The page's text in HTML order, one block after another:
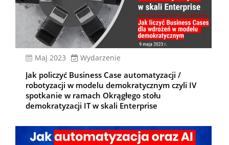
Maj 2023 Wydarzenie
Jak policzyć Business Case automatyzacji /
robotyzacji w modelu demokratycznym czyli IV
spotkanie w ramach Okrągłego stołu
demokratyzacji IT w skali Enterprise